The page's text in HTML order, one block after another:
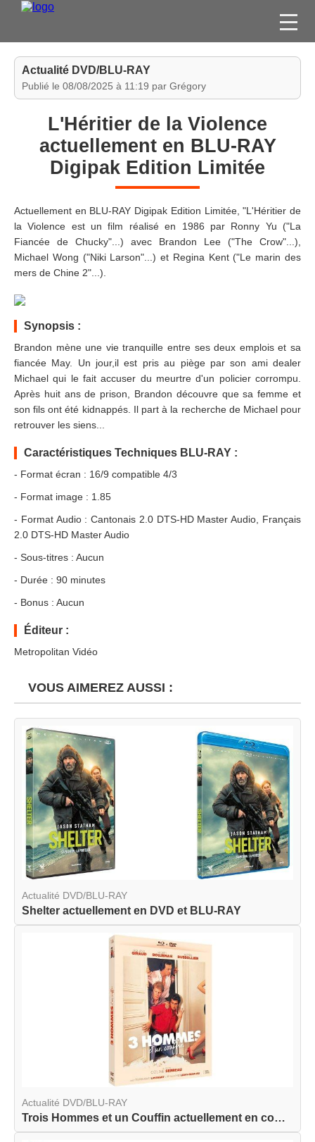
FILMS
JEUX VIDÉO
CONCOURS
ESPACE
MEMBRE
Actualité DVD/BLU-RAY
Publié le 08/08/2025 à 11:19 par Grégory
L'Héritier de la Violence
actuellement en BLU-RAY
Digipak Edition Limitée
Actuellement en BLU-RAY Digipak Edition Limitée, "L'Héritier de
la Violence est un film réalisé en 1986 par Ronny Yu ("La
Fiancée de Chucky"...) avec Brandon Lee ("The Crow"...),
Michael Wong ("Niki Larson"...) et Regina Kent ("Le marin des
mers de Chine 2"...).
Synopsis :
Brandon mène une vie tranquille entre ses deux emplois et sa
fiancée May. Un jour,il est pris au piège par son ami dealer
Michael qui le fait accuser du meurtre d'un policier corrompu.
Après huit ans de prison, Brandon découvre que sa femme et
son fils ont été kidnappés. Il part à la recherche de Michael pour
retrouver les siens...
Caractéristiques Techniques BLU-RAY :
- Format écran : 16/9 compatible 4/3
- Format image : 1.85
- Format Audio : Cantonais 2.0 DTS-HD Master Audio, Français
2.0 DTS-HD Master Audio
- Sous-titres : Aucun
- Durée : 90 minutes
- Bonus : Aucun
Éditeur :
Metropolitan Vidéo
VOUS AIMEREZ AUSSI :
Actualité DVD/BLU-RAY
Shelter actuellement en DVD et BLU-RAY
Actualité DVD/BLU-RAY
Trois Hommes et un Couffin actuellement en combo...